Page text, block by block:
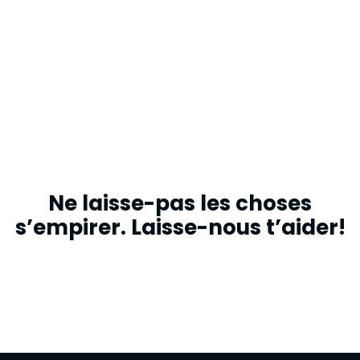
Ne laisse-pas les choses
s’empirer. Laisse-nous t’aider!